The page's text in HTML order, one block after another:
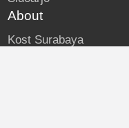
About
Kost Surabaya